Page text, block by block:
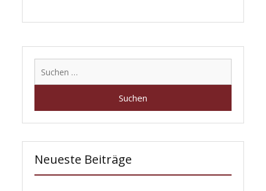
Neueste Beiträge